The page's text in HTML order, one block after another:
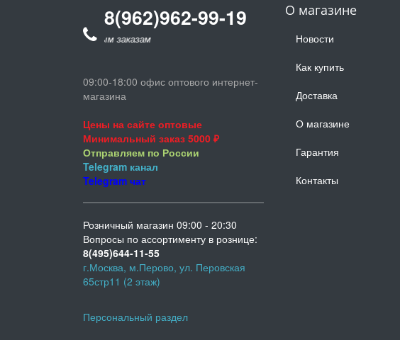
О магазине
Новости
Как купить
Доставка
О магазине
Гарантия
Контакты
8(962)962-99-19
по оптовым заказам
09:00-18:00 офис оптового интернет-
магазина
Цены на сайте оптовые
Минимальный заказ 5000 ₽
Отправляем по России
Telegram канал
Telegram чат
Розничный магазин 09:00 - 20:30
Вопросы по ассортименту в рознице:
8(495)644-11-55
г.Москва, м.Перово, ул. Перовская
65стр11 (2 этаж)
Персональный раздел